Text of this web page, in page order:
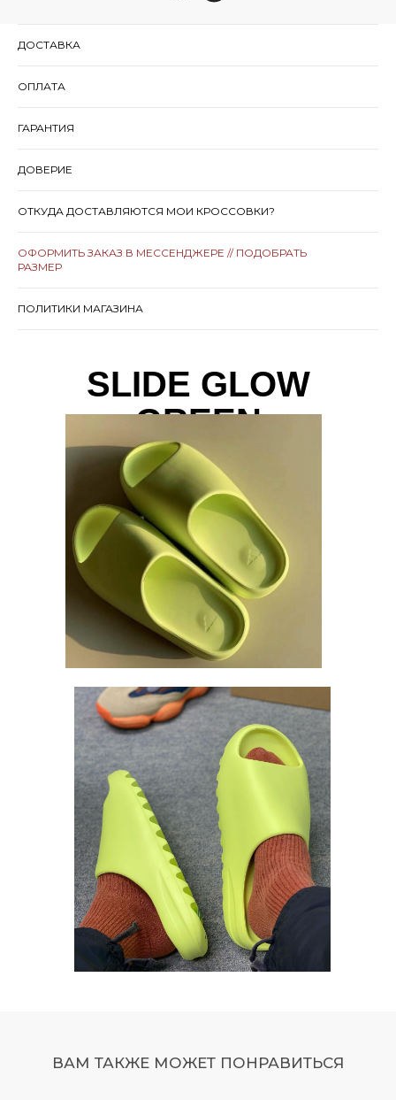
ДОСТАВКА
ОПЛАТА
ГАРАНТИЯ
ДОВЕРИЕ
ОТКУДА ДОСТАВЛЯЮТСЯ МОИ КРОССОВКИ?
ОФОРМИТЬ ЗАКАЗ В МЕССЕНДЖЕРЕ // ПОДОБРАТЬ
РАЗМЕР
ПОЛИТИКИ МАГАЗИНА
SLIDE GLOW
GREEN
ВАМ ТАКЖЕ МОЖЕТ ПОНРАВИТЬСЯ